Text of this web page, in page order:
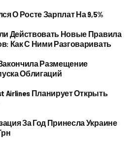
О Росте Зарплат На 9,5%
Действовать Новые Правила
Как С Ними Разговаривать
Размещение
Облигаций
Airlines Планирует Открыть
За Год Принесла Украине